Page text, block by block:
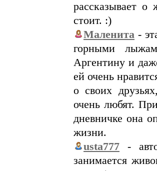
рассказывает
стоит. :)
Маленита -
горными
Аргентину и
ей очень
о своих
очень любят.
дневничке она
жизни.
usta777 -
занимается